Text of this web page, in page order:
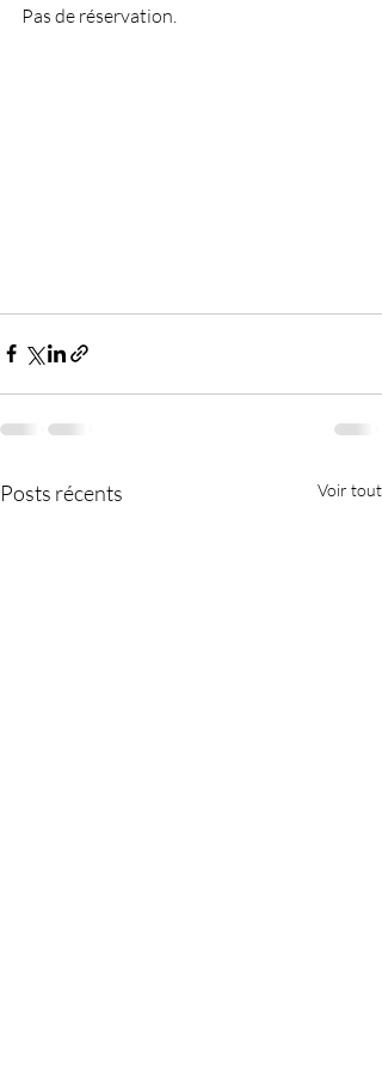
Pas de réservation.
Posts récents Voir tout